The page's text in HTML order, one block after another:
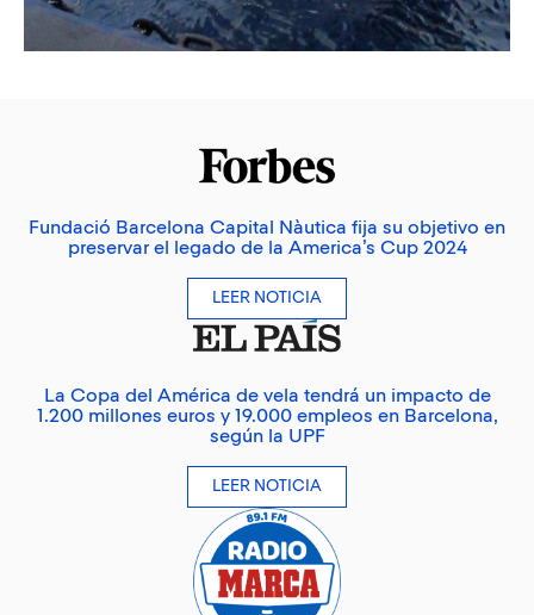
Fundació Barcelona Capital Nàutica fija su objetivo en
preservar el legado de la America’s Cup 2024
LEER NOTICIA
La Copa del América de vela tendrá un impacto de
1.200 millones euros y 19.000 empleos en Barcelona,
según la UPF
LEER NOTICIA